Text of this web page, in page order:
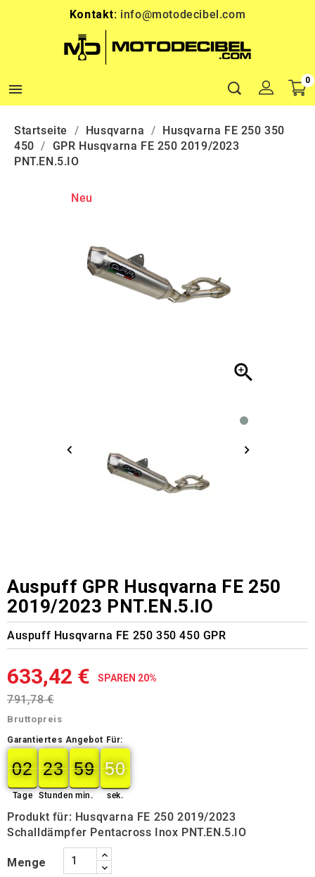
Kontakt: info@motodecibel.com

0
Startseite Husqvarna
Husqvarna FE 250 350
450
GPR Husqvarna FE 250 2019/2023
PNT.EN.5.IO
Neu

Auspuff GPR Husqvarna FE 250
2019/2023 PNT.EN.5.IO
Auspuff Husqvarna FE 250 350 450 GPR
633,42 € SPAREN 20%
791,78 €
Bruttopreis
Garantiertes Angebot Für:
02
02
00
Tage
23
23
00
Stunden
59
59
00
min.
50
49
50
sek.
Produkt für: Husqvarna FE 250 2019/2023
Schalldämpfer Pentacross Inox PNT.EN.5.IO
Menge